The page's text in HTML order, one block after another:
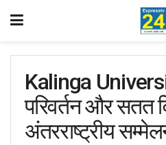
Kalinga
परिवर्तन और सतत
अंतरराष्ट्रीय